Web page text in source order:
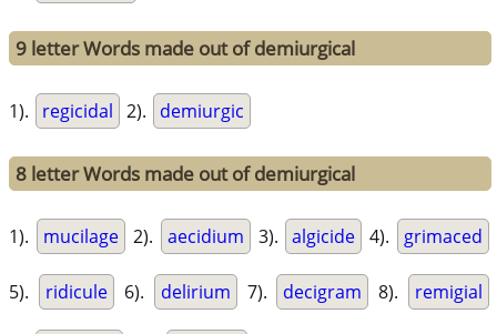
9 letter Words made out of demiurgical
1). regicidal 2). demiurgic
8 letter Words made out of demiurgical
1). mucilage 2). aecidium 3). algicide 4). grimaced
5). ridicule 6). delirium 7). decigram 8). remigial